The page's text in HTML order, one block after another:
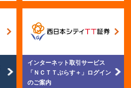
インターネット取引サービス
「ＮＣＴＴぷらす＋」 ログイン
のご案内